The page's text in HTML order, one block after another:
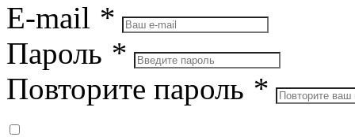
E-mail *
Пароль *
Повторите пароль *